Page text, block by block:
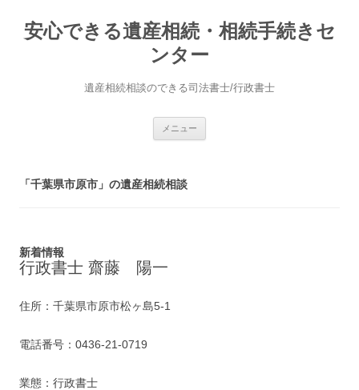
安心できる遺産相続・相続手続きセ
ンター
遺産相続相談のできる司法書士/行政書士
メニュー
「千葉県市原市」の遺産相続相談
新着情報
行政書士 齋藤 陽一
住所：千葉県市原市松ヶ島5-1
電話番号：0436-21-0719
業態：行政書士